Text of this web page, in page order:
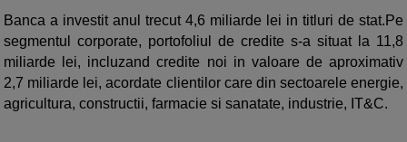
Banca a investit anul trecut 4,6 miliarde lei in titluri de stat.Pe
segmentul corporate, portofoliul de credite s-a situat la 11,8
miliarde lei, incluzand credite noi in valoare de aproximativ
2,7 miliarde lei, acordate clientilor care din sectoarele energie,
agricultura, constructii, farmacie si sanatate, industrie, IT&C.